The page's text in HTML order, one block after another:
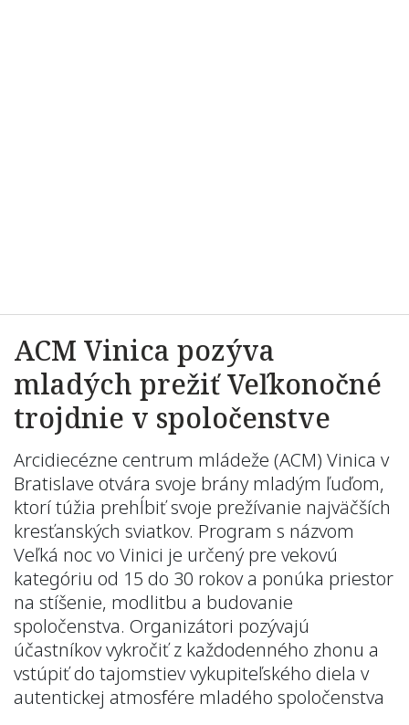
ACM Vinica pozýva
mladých prežiť Veľkonočné
trojdnie v spoločenstve
Arcidiecézne centrum mládeže (ACM) Vinica v
Bratislave otvára svoje brány mladým ľuďom,
ktorí túžia prehĺbiť svoje prežívanie najväčších
kresťanských sviatkov. Program s názvom
Veľká noc vo Vinici je určený pre vekovú
kategóriu od 15 do 30 rokov a ponúka priestor
na stíšenie, modlitbu a budovanie
spoločenstva. Organizátori pozývajú
účastníkov vykročiť z každodenného zhonu a
vstúpiť do tajomstiev vykupiteľského diela v
autentickej atmosfére mladého spoločenstva